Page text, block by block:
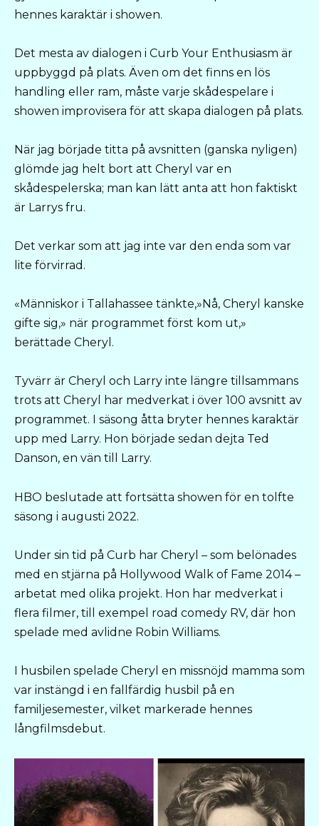
hennes karaktär i showen.
Det mesta av dialogen i Curb Your Enthusiasm är
uppbyggd på plats. Även om det finns en lös
handling eller ram, måste varje skådespelare i
showen improvisera för att skapa dialogen på plats.
När jag började titta på avsnitten (ganska nyligen)
glömde jag helt bort att Cheryl var en
skådespelerska; man kan lätt anta att hon faktiskt
är Larrys fru.
Det verkar som att jag inte var den enda som var
lite förvirrad.
«Människor i Tallahassee tänkte,»Nå, Cheryl kanske
gifte sig,» när programmet först kom ut,»
berättade Cheryl.
Tyvärr är Cheryl och Larry inte längre tillsammans
trots att Cheryl har medverkat i över 100 avsnitt av
programmet. I säsong åtta bryter hennes karaktär
upp med Larry. Hon började sedan dejta Ted
Danson, en vän till Larry.
HBO beslutade att fortsätta showen för en tolfte
säsong i augusti 2022.
Under sin tid på Curb har Cheryl – som belönades
med en stjärna på Hollywood Walk of Fame 2014 –
arbetat med olika projekt. Hon har medverkat i
flera filmer, till exempel road comedy RV, där hon
spelade med avlidne Robin Williams.
I husbilen spelade Cheryl en missnöjd mamma som
var instängd i en fallfärdig husbil på en
familjesemester, vilket markerade hennes
långfilmsdebut.